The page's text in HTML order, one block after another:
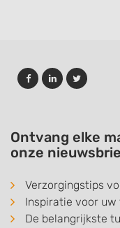
Ontvang elke
onze
Verzorgingstips
Inspiratie voor
De belangrijkste